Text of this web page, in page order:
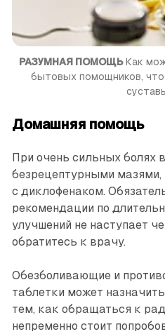
РАЗУМНАЯ ПОМОЩЬ Как
бытовых помощников,
Домашняя помощь
При очень сильных болях
безрецептурными мазями,
с диклофенаком.
рекомендации по
улучшений не наступает
обратитесь к врачу.
Обезболивающие и
таблетки может
тем, как обращаться к
непременно стоит